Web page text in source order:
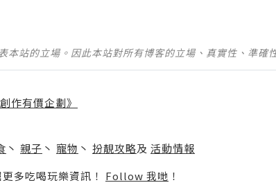
本站的立場。因此本站對所有博客的立場、真實性、準確
作有價企劃》
丶 親子 丶 寵物 丶 扮靚攻略及 活動情報
多吃喝玩樂資訊！ Follow 我哋 ！